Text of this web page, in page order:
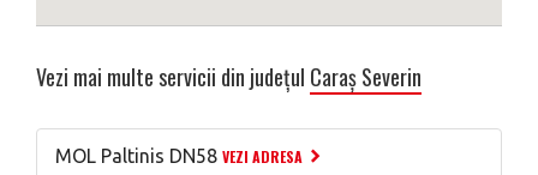
Vezi mai multe servicii din județul Caraș Severin
MOL Paltinis DN58 VEZI ADRESA